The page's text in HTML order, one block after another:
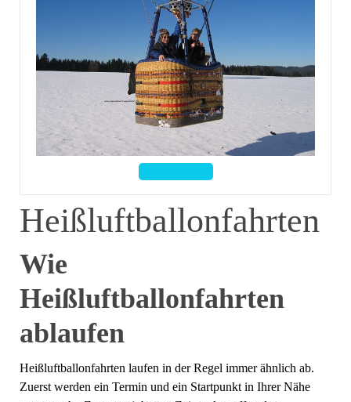
Heißluftballonfahrten
Wie
Heißluftballonfahrten
ablaufen
Heißluftballonfahrten laufen in der Regel immer ähnlich ab.
Zuerst werden ein Termin und ein Startpunkt in Ihrer Nähe